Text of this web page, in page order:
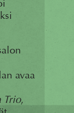
avaa
Trio,